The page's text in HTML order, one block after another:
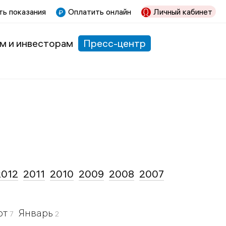
показания Оплатить онлайн Личный кабинет
и инвесторам
Пресс-центр
7 Январь 2
2011 2010 2009 2008 2007